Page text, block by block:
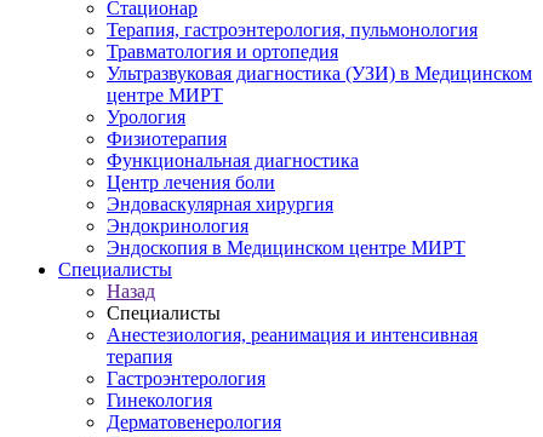
Стационар
Терапия, гастроэнтерология, пульмонология
Травматология и ортопедия
Ультразвуковая диагностика (УЗИ) в Медицинском
центре МИРТ
Урология
Физиотерапия
Функциональная диагностика
Центр лечения боли
Эндоваскулярная хирургия
Эндокринология
Эндоскопия в Медицинском центре МИРТ
Специалисты
Назад
Специалисты
Анестезиология, реанимация и интенсивная
терапия
Гастроэнтерология
Гинекология
Дерматовенерология